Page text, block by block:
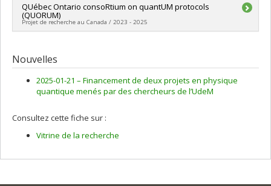
Programmes de subvention : PVXXXXXX-Subventions Alliance
- Option 2
Chercheur principal :Anne Broadbent
Co-chercheurs :
Philippe Lamontagne
Sources de financement :
- Option 2
QUébec Ontario consoRtium on quantUM protocols
(QUORUM)
Projet de recherche au Canada / 2023 - 2025
Co-chercheurs :
Sources de financement :CRSNG/Conseil de recherches en
sciences naturelles et génie du Canada (CRSNG)
Programmes de subvention :PVXXXXXX-Subventions Alliance
- Option 2
Nouvelles
2025-01-21 – Financement de deux projets en physique
quantique menés par des chercheurs de l’UdeM
Consultez cette fiche sur :
Vitrine de la recherche